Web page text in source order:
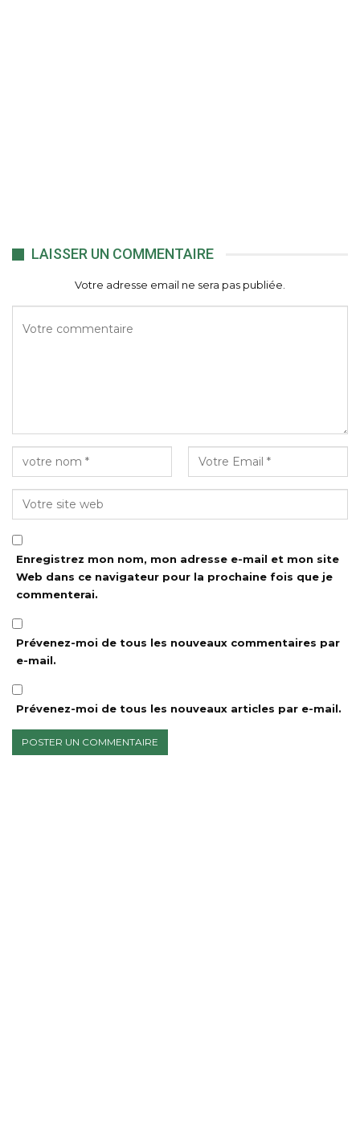
LAISSER UN COMMENTAIRE
Votre adresse email ne sera pas publiée.
Enregistrez mon nom, mon adresse e-mail et mon site
Web dans ce navigateur pour la prochaine fois que je
commenterai.
Prévenez-moi de tous les nouveaux commentaires par
e-mail.
Prévenez-moi de tous les nouveaux articles par e-mail.